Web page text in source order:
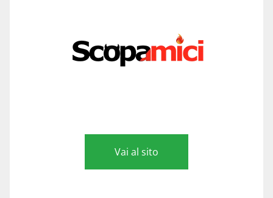
Vai al sito